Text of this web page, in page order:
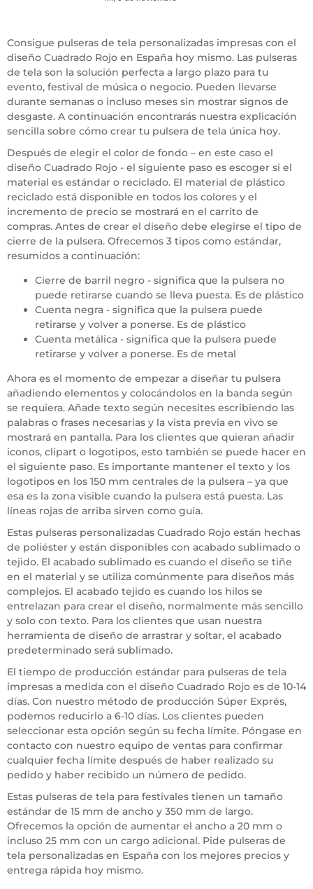
Consigue pulseras de tela personalizadas impresas con el
diseño Cuadrado Rojo en España hoy mismo. Las pulseras
de tela son la solución perfecta a largo plazo para tu
evento, festival de música o negocio. Pueden llevarse
durante semanas o incluso meses sin mostrar signos de
desgaste. A continuación encontrarás nuestra explicación
sencilla sobre cómo crear tu pulsera de tela única hoy.
Después de elegir el color de fondo – en este caso el
diseño Cuadrado Rojo - el siguiente paso es escoger si el
material es estándar o reciclado. El material de plástico
reciclado está disponible en todos los colores y el
incremento de precio se mostrará en el carrito de
compras. Antes de crear el diseño debe elegirse el tipo de
cierre de la pulsera. Ofrecemos 3 tipos como estándar,
resumidos a continuación:
Cierre de barril negro - significa que la pulsera no
puede retirarse cuando se lleva puesta. Es de plástico
Cuenta negra - significa que la pulsera puede
retirarse y volver a ponerse. Es de plástico
Cuenta metálica - significa que la pulsera puede
retirarse y volver a ponerse. Es de metal
Ahora es el momento de empezar a diseñar tu pulsera
añadiendo elementos y colocándolos en la banda según
se requiera. Añade texto según necesites escribiendo las
palabras o frases necesarias y la vista previa en vivo se
mostrará en pantalla. Para los clientes que quieran añadir
iconos, clipart o logotipos, esto también se puede hacer en
el siguiente paso. Es importante mantener el texto y los
logotipos en los 150 mm centrales de la pulsera – ya que
esa es la zona visible cuando la pulsera está puesta. Las
líneas rojas de arriba sirven como guía.
Estas pulseras personalizadas Cuadrado Rojo están hechas
de poliéster y están disponibles con acabado sublimado o
tejido. El acabado sublimado es cuando el diseño se tiñe
en el material y se utiliza comúnmente para diseños más
complejos. El acabado tejido es cuando los hilos se
entrelazan para crear el diseño, normalmente más sencillo
y solo con texto. Para los clientes que usan nuestra
herramienta de diseño de arrastrar y soltar, el acabado
predeterminado será sublimado.
El tiempo de producción estándar para pulseras de tela
impresas a medida con el diseño Cuadrado Rojo es de 10-14
días. Con nuestro método de producción Súper Exprés,
podemos reducirlo a 6-10 días. Los clientes pueden
seleccionar esta opción según su fecha límite. Póngase en
contacto con nuestro equipo de ventas para confirmar
cualquier fecha límite después de haber realizado su
pedido y haber recibido un número de pedido.
Estas pulseras de tela para festivales tienen un tamaño
estándar de 15 mm de ancho y 350 mm de largo.
Ofrecemos la opción de aumentar el ancho a 20 mm o
incluso 25 mm con un cargo adicional. Pide pulseras de
tela personalizadas en España con los mejores precios y
entrega rápida hoy mismo.